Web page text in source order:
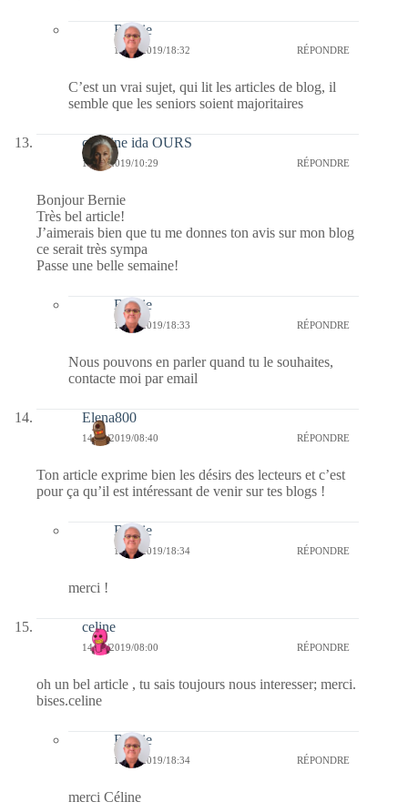
Bernie
14/10/2019/18:32 RÉPONDRE
C’est un vrai sujet, qui lit les articles de blog, il
semble que les seniors soient majoritaires
caroline ida OURS
14/10/2019/10:29 RÉPONDRE
Bonjour Bernie
Très bel article!
J’aimerais bien que tu me donnes ton avis sur mon blog
ce serait très sympa
Passe une belle semaine!
Bernie
14/10/2019/18:33 RÉPONDRE
Nous pouvons en parler quand tu le souhaites,
contacte moi par email
Elena800
14/10/2019/08:40 RÉPONDRE
Ton article exprime bien les désirs des lecteurs et c’est
pour ça qu’il est intéressant de venir sur tes blogs !
Bernie
14/10/2019/18:34 RÉPONDRE
merci !
celine
14/10/2019/08:00 RÉPONDRE
oh un bel article , tu sais toujours nous interesser; merci.
bises.celine
Bernie
14/10/2019/18:34 RÉPONDRE
merci Céline